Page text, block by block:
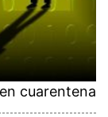
cuarentena